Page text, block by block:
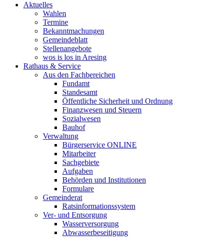
Aktuelles
Wahlen
Termine
Bekanntmachungen
Gemeindeblatt
Stellenangebote
wos is los in Aresing
Rathaus & Service
Aus den Fachbereichen
Fundamt
Standesamt
Öffentliche Sicherheit und Ordnung
Finanzwesen und Steuern
Sozialwesen
Bauhof
Verwaltung
Bürgerservice ONLINE
Mitarbeiter
Sachgebiete
Aufgaben
Behörden und Institutionen
Formulare
Gemeinderat
Ratsinformationssystem
Ver- und Entsorgung
Wasserversorgung
Abwasserbeseitigung